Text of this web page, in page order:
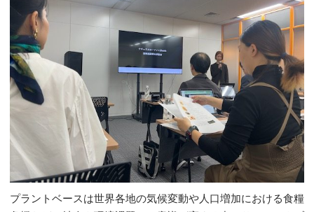
プラントベースは世界各地の気候変動や人口増加における食糧